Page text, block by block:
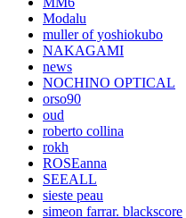
Modalu
muller of yoshiokubo
NAKAGAMI
news
NOCHINO OPTICAL
orso90
oud
roberto collina
rokh
ROSEanna
SEEALL
sieste peau
simeon farrar. blackscore